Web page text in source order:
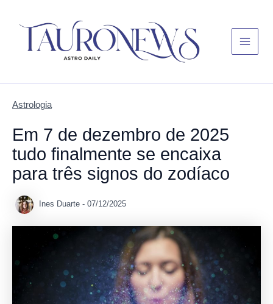
Menu
Astrologia
Em 7 de dezembro de 2025
tudo finalmente se encaixa
para três signos do zodíaco
Ines Duarte - 07/12/2025